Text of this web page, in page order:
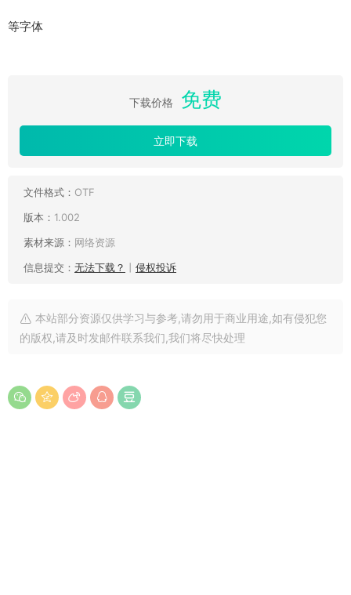
等字体
下载价格 免费
立即下载
文件格式： OTF
版本： 1.002
素材来源： 网络资源
信息提交： 无法下载？ 侵权投诉
本站部分资源仅供学习与参考,请勿用于商业用途,如有侵犯您
的版权,请及时发邮件联系我们,我们将尽快处理